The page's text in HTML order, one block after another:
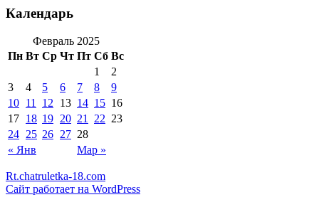
Календарь
Февраль 2025
Пн Вт Ср Чт Пт Сб Вс
« Янв Мар »
1
2
3
4 5 6 7 8
9
10 11 12 13 14 15 16
17 18 19 20 21 22 23
24 25 26 27 28
Rt.chatruletka-18.com
Сайт работает на WordPress